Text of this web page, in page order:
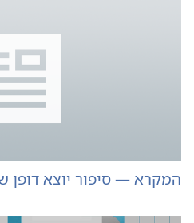
המקרא — סיפור יוצא דופן